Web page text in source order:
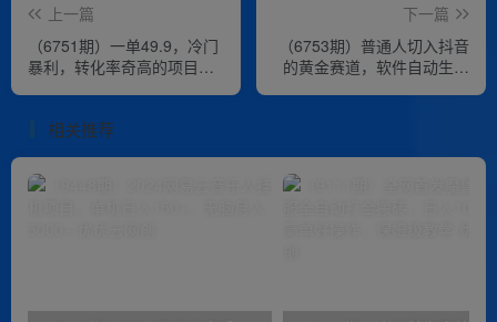
上一篇
（6751期）一单49.9，冷门
暴利，转化率奇高的项目，
下一篇
（6753期）普通人切入抖音
的黄金赛道，软件自动生成
相关推荐